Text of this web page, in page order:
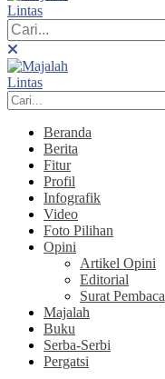
Beranda
Berita
Fitur
Profil
Infografik
Video
Foto Pilihan
Opini
Artikel Opini
Editorial
Surat Pembaca
Majalah
Buku
Serba-Serbi
Pergatsi